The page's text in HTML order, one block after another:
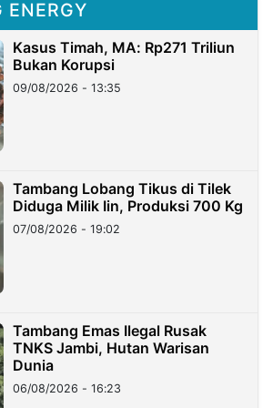
ENERGY
Kasus Timah, MA: Rp271 Triliun
Bukan Korupsi
09/08/2026 - 13:35
Tambang Lobang Tikus di Tilek
Diduga Milik Iin, Produksi 700 Kg
07/08/2026 - 19:02
Tambang Emas Ilegal Rusak
TNKS Jambi, Hutan Warisan
Dunia
06/08/2026 - 16:23